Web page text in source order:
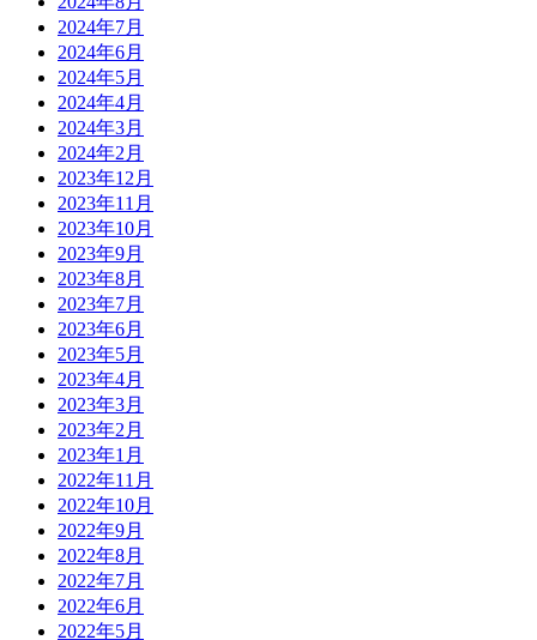
2024年7月
2024年6月
2024年5月
2024年4月
2024年3月
2024年2月
2023年12月
2023年11月
2023年10月
2023年9月
2023年8月
2023年7月
2023年6月
2023年5月
2023年4月
2023年3月
2023年2月
2023年1月
2022年11月
2022年10月
2022年9月
2022年8月
2022年7月
2022年6月
2022年5月